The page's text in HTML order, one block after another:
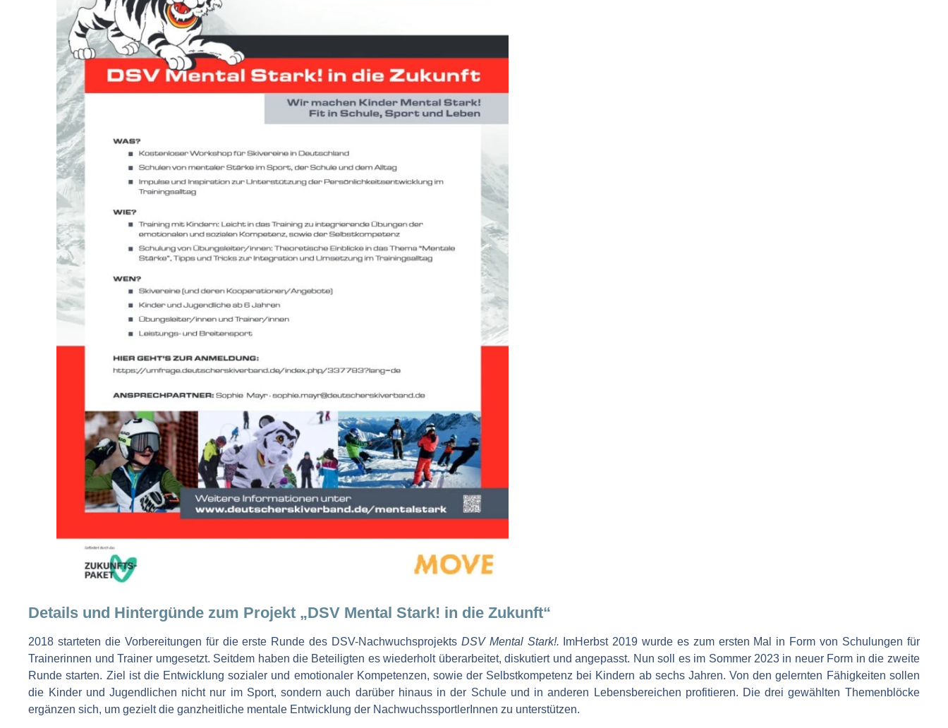
Details und Hintergünde zum Projekt „DSV Mental Stark! in die Zukunft“
2018 starteten die Vorbereitungen für die erste Runde des DSV-Nachwuchsprojekts DSV Mental Stark!.
ImHerbst 2019 wurde es zum ersten Mal in Form von Schulungen für
Trainerinnen und Trainer umgesetzt. Seitdem haben die Beteiligten es wiederholt überarbeitet, diskutiert und angepasst. Nun soll es im Sommer 2023 in neuer Form in die zweite
Runde starten. Ziel ist die Entwicklung sozialer und emotionaler Kompetenzen, sowie der Selbstkompetenz bei Kindern ab sechs Jahren. Von den gelernten Fähigkeiten sollen
die Kinder und Jugendlichen nicht nur im Sport, sondern auch darüber hinaus in der Schule und in anderen Lebensbereichen profitieren. Die drei gewählten Themenblöcke
ergänzen sich, um gezielt die ganzheitliche mentale Entwicklung der NachwuchssportlerInnen zu unterstützen.